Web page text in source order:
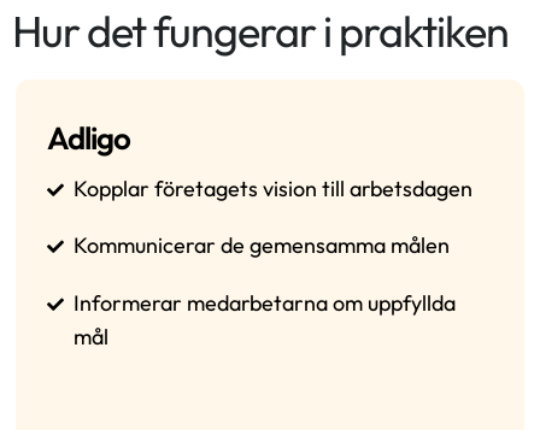
Hur det fungerar i praktiken
Adligo
Kopplar företagets vision till arbetsdagen
Kommunicerar de gemensamma målen
Informerar medarbetarna om uppfyllda
mål